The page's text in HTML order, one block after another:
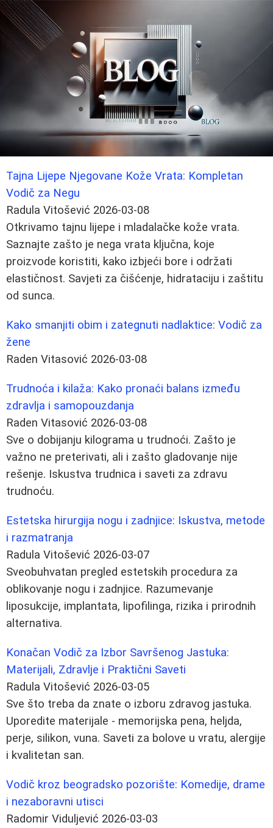
Tajna Lijepe Njegovane Kože Vrata: Kompletan
Vodič za Negu
Radula Vitošević 2026-03-08
Otkrivamo tajnu lijepe i mladalačke kože vrata.
Saznajte zašto je nega vrata ključna, koje
proizvode koristiti, kako izbjeći bore i održati
elastičnost. Savjeti za čišćenje, hidrataciju i zaštitu
od sunca.
Kako smanjiti obim i zategnuti nadlaktice: Vodič za
žene
Raden Vitasović 2026-03-08
Trudnoća i kilaža: Kako pronaći balans između
zdravlja i samopouzdanja
Raden Vitasović 2026-03-08
Sve o dobijanju kilograma u trudnoći. Zašto je
važno ne preterivati, ali i zašto gladovanje nije
rešenje. Iskustva trudnica i saveti za zdravu
trudnoću.
Estetska hirurgija nogu i zadnjice: Iskustva, metode
i razmatranja
Radula Vitošević 2026-03-07
Sveobuhvatan pregled estetskih procedura za
oblikovanje nogu i zadnjice. Razumevanje
liposukcije, implantata, lipofilinga, rizika i prirodnih
alternativa.
Konačan Vodič za Izbor Savršenog Jastuka:
Materijali, Zdravlje i Praktični Saveti
Radula Vitošević 2026-03-05
Sve što treba da znate o izboru zdravog jastuka.
Uporedite materijale - memorijska pena, heljda,
perje, silikon, vuna. Saveti za bolove u vratu, alergije
i kvalitetan san.
Vodič kroz beogradsko pozorište: Komedije, drame
i nezaboravni utisci
Radomir Viduljević 2026-03-03